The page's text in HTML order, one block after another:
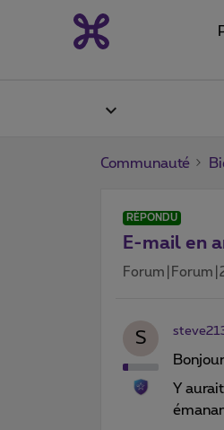
Communauté
RÉPONDU
E-mail en
S
Y